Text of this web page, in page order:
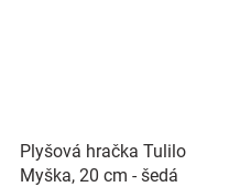
Plyšová hračka Tulilo
Myška, 20 cm - šedá